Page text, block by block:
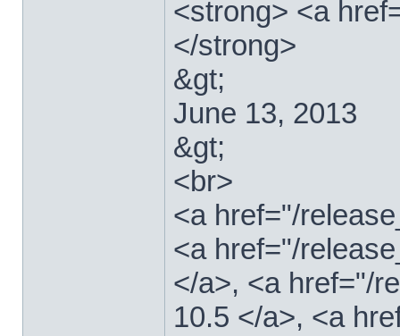
<strong> <a
</strong>
&gt;
June 13, 2013
&gt;
<br>
<a href="/
<a href="/
</a>, <a href="/
10.5 </a>, <a